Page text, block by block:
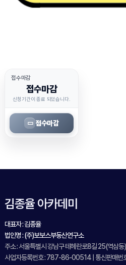
접수마감
접수마감
신청기간이 종료 되었습니다.
▭ 접수마감
김종율 아카데미
대표자 : 김종율
법인명 : (주)보보스부동산연구소
주소 : 서울특별시 강남구 테헤란로8길 25(역삼동
사업자등록번호 : 787-86-00514 | 통신판매번